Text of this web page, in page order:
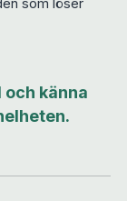
som löser
känna